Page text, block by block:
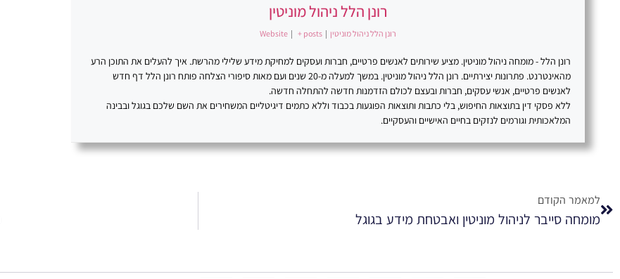
רונן הלל ניהול מוניטין
רונן הלל ניהול מוניטין |
Website | + posts
רונן הלל - מומחה ניהול מוניטין. מציע שירותים לאנשים פרטיים, חברות ועסקים למחיקת מידע שלילי מהרשת. איך להעלים את התוכן הרע
מהאינטרנט. פתרונות יצירתיים. רונן הלל ניהול מוניטין. במשך למעלה מ-20 שנים ועם מאות סיפורי הצלחה פותח רונן הלל דף חדש
לאנשים פרטיים, אנשי עסקים, חברות ובעצם לכולם הזדמנות חדשה להתחלה חדשה.
ללא פסקי דין בתוצאות החיפוש, בלי כתבות ותוצאות הפוגעות בכבוד וללא כתמים דיגיטליים המשחירים את השם שלכם בגוגל ובבינה
המלאכותית וגורמים לנזקים בחיים האישיים והעסקיים.
למאמר הקודם
מומחה סייבר לניהול מוניטין ואבטחת מידע בגוגל